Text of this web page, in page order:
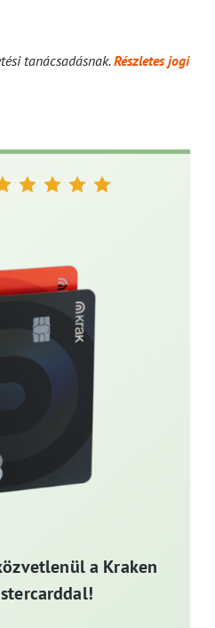
tanácsadásnak.Részletes jogi
a Kraken